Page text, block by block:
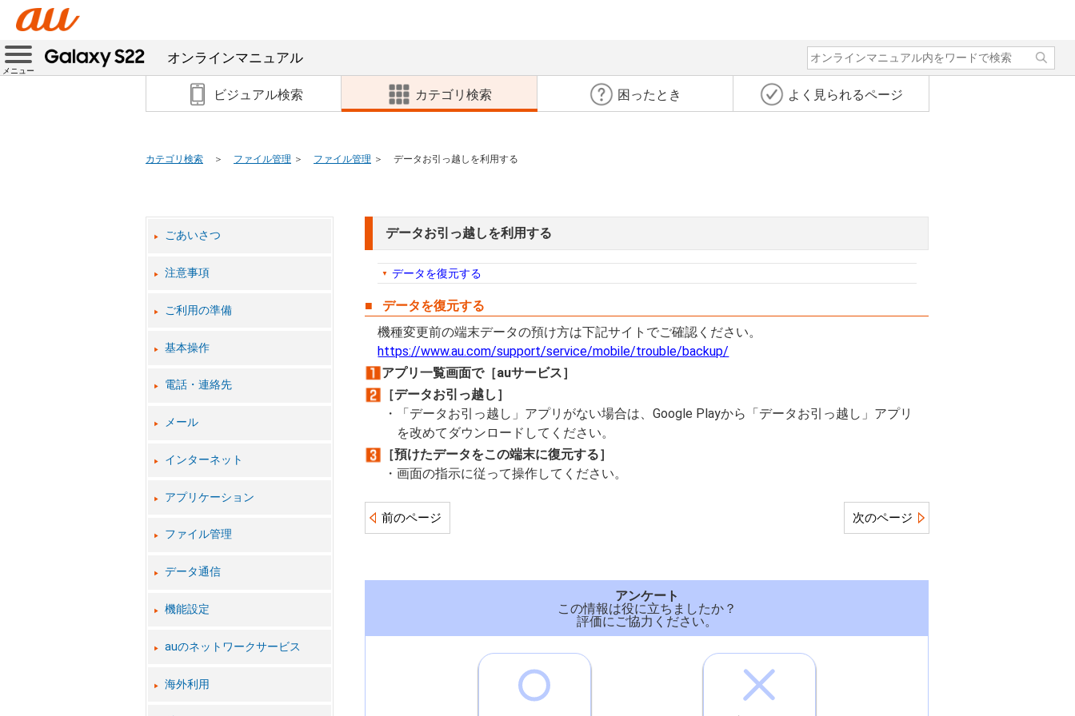
メニュー
オンラインマニュアル
ビジュアル検索 カテゴリ検索 困ったとき よく見られるページ
カテゴリ検索 ファイル管理 ファイル管理 データお引っ越しを利用する
ごあいさつ
注意事項
ご利用の準備
基本操作
電話・連絡先
メール
インターネット
アプリケーション
ファイル管理
データ通信
機能設定
auのネットワークサービス
海外利用
データお引っ越しを利用する
データを復元する
データを復元する
機種変更前の端末データの預け方は下記サイトでご確認ください。
https://www.au.com/support/service/mobile/trouble/backup/
アプリ一覧画面で［auサービス］
［データお引っ越し］
「データお引っ越し」アプリがない場合は、Google Playから「データお引っ越し」アプリ
を改めてダウンロードしてください。
［預けたデータをこの端末に復元する］
画面の指示に従って操作してください。
前のページ 次のページ
アンケート
この情報は役に立ちましたか？
評価にご協力ください。